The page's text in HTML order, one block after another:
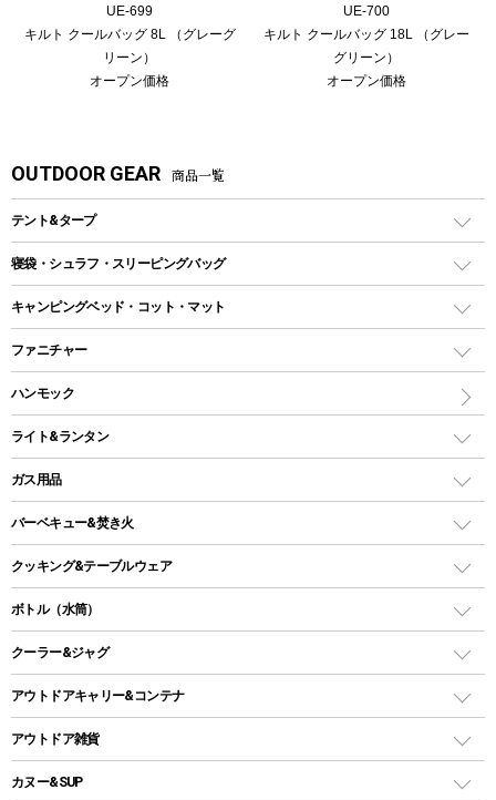
UE-699
キルト クールバッグ 8L （グレーグ
リーン）
オープン価格
UE-700
キルト クールバッグ 18L （グレー
グリーン）
オープン価格
OUTDOOR GEAR 商品一覧
テント&タープ
テント
ツールームテント
ワンポールテント
シェルターテント
ロッジ型・オリジナルテント
タープ
スクエアタープ（レクタタープ）
メッシュタープ
自立式タープ
パラソル
テントアクセサリー
ペグ
寝袋・シュラフ・スリーピングバッグ
レクタングラー型（封筒型）シュラフ
インナーシュラフ
キャンピングベッド・コット・マット
キャンピングベッド・コット
インフレータブルマット
ファニチャー
アウトドアテーブル
レジャーシート
ハンモック
ライト&ランタン
LEDランタン
ガスランタン
オイルランタン
LEDライト
ヘッドライト
キャンドル
ガス用品
ガスバーナー
ガス缶
ガストーチ、ライター
バーベキュー&焚き火
バーベキューコンロ、グリル
焚き火台タイプ（ロースタイル）グリル
卓上タイプグリル
パーティータイプグリル
鉄板、アミ
クッキング&テーブルウェア
ダッチオーブン
ホットサンドメーカー
クッカーセット
シェラカップ
ボトル（水筒）
ステンレスボトル
コップ付きタイプ
ワンタッチタイプ
プラスチックボトル
クーラー&ジャグ
クーラーボックス
クーラーバッグ
ウォータージャグ
アウトドアキャリー&コンテナ
アウトドアキャリー
アウトドア雑貨
バックパック&バッグ
カヌー&SUP